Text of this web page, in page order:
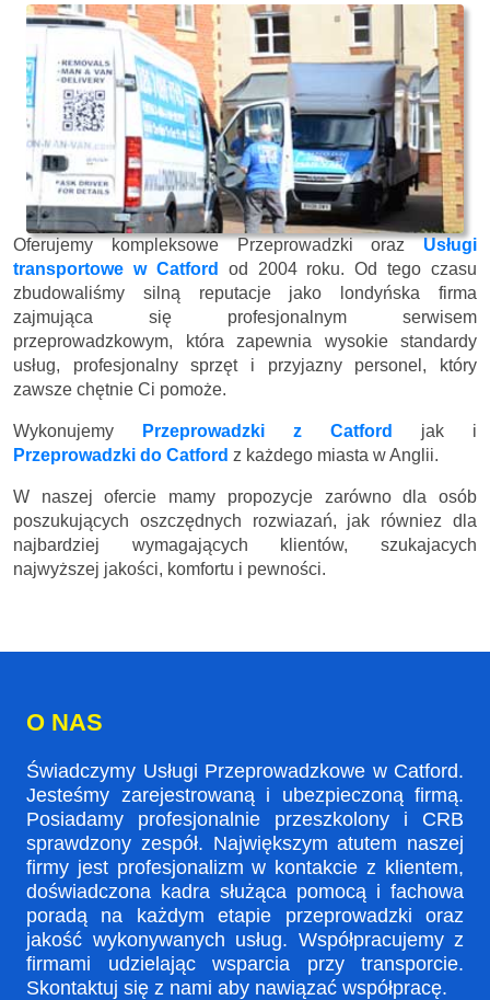
Oferujemy kompleksowe Przeprowadzki orazUsługi
transportowe w Catford
od 2004 roku. Od tego czasu
zbudowaliśmy silną reputacje jako londyńska firma
zajmująca się profesjonalnym serwisem
przeprowadzkowym, która zapewnia wysokie standardy
usług, profesjonalny sprzęt i przyjazny personel, który
zawsze chętnie Ci pomoże.
Wykonujemy Przeprowadzki z Catford
jak i
Przeprowadzki do Catford z każdego miasta w Anglii.
W naszej ofercie mamy propozycje zarówno dla osób
poszukujących oszczędnych rozwiazań, jak równiez dla
najbardziej wymagających klientów, szukajacych
najwyższej jakości, komfortu i pewności.
O NAS
Świadczymy Usługi Przeprowadzkowe w Catford.
Jesteśmy zarejestrowaną i ubezpieczoną firmą.
Posiadamy profesjonalnie przeszkolony i CRB
sprawdzony zespół. Największym atutem naszej
firmy jest profesjonalizm w kontakcie z klientem,
doświadczona kadra służąca pomocą i fachowa
poradą na każdym etapie przeprowadzki oraz
jakość wykonywanych usług. Współpracujemy z
firmami udzielając wsparcia przy transporcie.
Skontaktuj się z nami aby nawiązać współpracę.